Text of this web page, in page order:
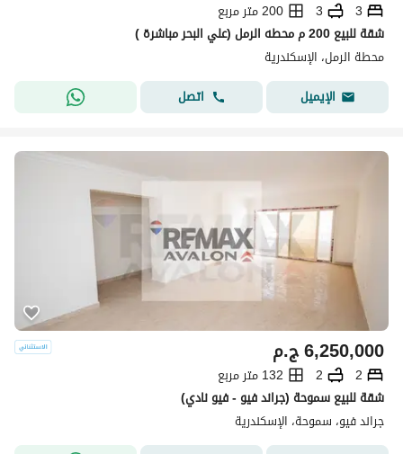
3
3
200 متر مربع
شقة للبيع 200 م محطه الرمل (علي البحر مباشرة )
محطة الرمل، الإسكندرية
الإيميل
اتصل
ج.م6,250,000
2
2
132 متر مربع
شقة للبيع سموحة (جراند فيو - فيو نادي)
جراند فيو، سموحة، الإسكندرية